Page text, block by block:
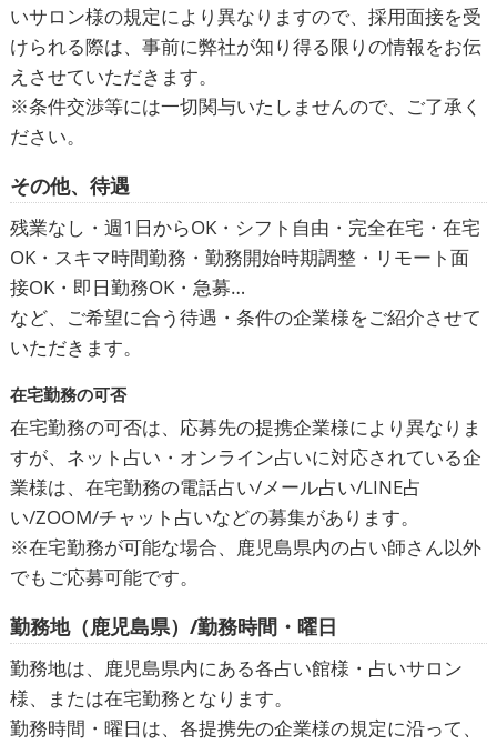
いサロン様の規定により異なりますので、採用面接を受
けられる際は、事前に弊社が知り得る限りの情報をお伝
えさせていただきます。
※条件交渉等には一切関与いたしませんので、ご了承く
ださい。
その他、待遇
残業なし・週1日からOK・シフト自由・完全在宅・在宅
OK・スキマ時間勤務・勤務開始時期調整・リモート面
接OK・即日勤務OK・急募…
など、ご希望に合う待遇・条件の企業様をご紹介させて
いただきます。
在宅勤務の可否
在宅勤務の可否は、応募先の提携企業様により異なりま
すが、ネット占い・オンライン占いに対応されている企
業様は、在宅勤務の電話占い/メール占い/LINE占
い/ZOOM/チャット占いなどの募集があります。
※在宅勤務が可能な場合、鹿児島県内の占い師さん以外
でもご応募可能です。
勤務地（鹿児島県）/勤務時間・曜日
勤務地は、鹿児島県内にある各占い館様・占いサロン
様、または在宅勤務となります。
勤務時間・曜日は、各提携先の企業様の規定に沿って、